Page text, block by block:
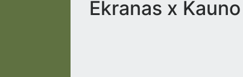
Ekranas x